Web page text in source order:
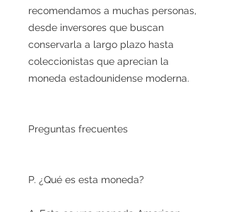
recomendamos a muchas personas,
desde inversores que buscan
conservarla a largo plazo hasta
coleccionistas que aprecian la
moneda estadounidense moderna.
Preguntas frecuentes
P. ¿Qué es esta moneda?